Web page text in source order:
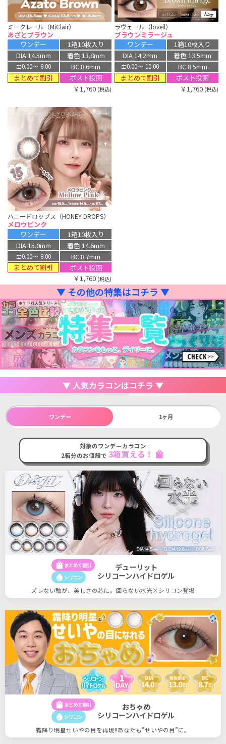
ミークレール（MiClair）
あざとブラウン
ワンデー
1箱10枚入り
DIA 14.5mm
着色 13.8mm
±0.00〜-8.00
BC 8.6mm
まとめて割引
ポスト投函
￥1,760 (税込)
ラヴェール（loveil）
ブラウンミラージュ
ワンデー
1箱10枚入り
DIA 14.2mm
着色 13.5mm
±0.00〜-10.00
BC 8.5mm
まとめて割引
ポスト投函
￥1,760 (税込)
ハニードロップス（HONEY DROPS）
メロウピンク
ワンデー
1箱10枚入り
DIA 15.0mm
着色 14.6mm
±0.00〜-8.00
BC 8.7mm
まとめて割引
ポスト投函
￥1,760 (税込)
33 33件
▼ その他の特集はコチラ ▼
▼ 人気カラコンはコチラ ▼
ワンデー 1ヶ月
対象のワンデーカラコン
2箱分のお値段で 3箱買える！ shopping_bag
shopping_bag まとめて割引
water_drop シリコン
デューリット
シリコーンハイドロゲル
ズレない軸が、美しさの芯に。回らない水光×シリコン登場
shopping_bag まとめて割引
water_drop シリコン
おちゃめ
シリコーンハイドロゲル
霜降り明星せいやの目を再現!!あなたも”せいやの目”に。